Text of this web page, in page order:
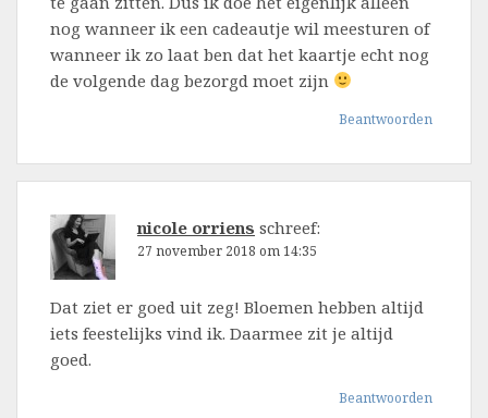
nog wanneer ik een cadeautje wil meesturen of
wanneer ik zo laat ben dat het kaartje echt nog
de volgende dag bezorgd moet zijn
Beantwoorden
nicole orriens schreef:
27 november 2018 om 14:35
Dat ziet er goed uit zeg! Bloemen hebben altijd
iets feestelijks vind ik. Daarmee zit je altijd
goed.
Beantwoorden